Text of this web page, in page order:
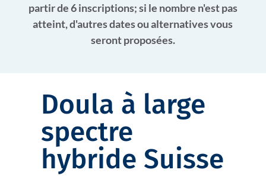
partir de 6 inscriptions; si le nombre n'est pas
atteint, d'autres dates ou alternatives vous
seront proposées.
Doula à large
spectre
hybride Suisse